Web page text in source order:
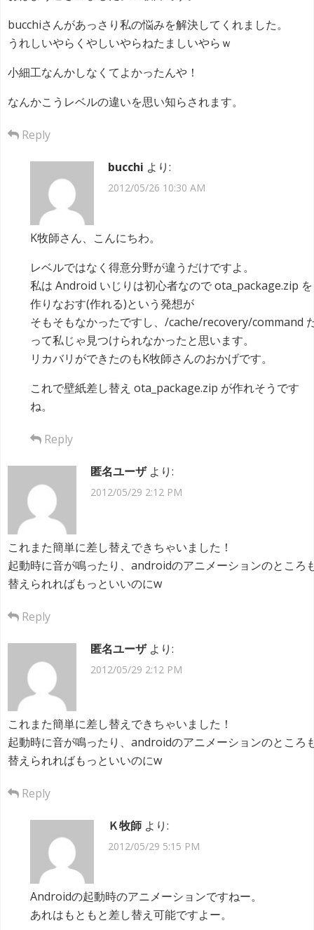
bucchiさんがあっさり私の悩みを解決してくれました。
うれしいやらくやしいやらねたましいやらｗ
小細工なんかしなくてよかったんや！
なんかこうレベルの違いを思い知らされます。
Reply
bucchi より:
2012/05/26 10:30 AM
K牧師さん、こんにちわ。
レベルではなく得意分野が違うだけですよ。
私は Android いじりは初心者なので ota_package.zip を
作りなおす(作れる)という発想が
そもそもなかったですし、/cache/recovery/command
って私じゃ見つけられなかったと思います。
リカバリができたのもK牧師さんのおかげです。
これで壁紙差し替え ota_package.zip が作れそうです
ね。
Reply
匿名ユーザ より:
2012/05/29 2:12 PM
これまた簡単に差し替えできちゃいました！
起動時に音が鳴ったり、androidのアニメーションのところ
替えられればもっといいのにw
Reply
匿名ユーザ より:
2012/05/29 2:12 PM
これまた簡単に差し替えできちゃいました！
起動時に音が鳴ったり、androidのアニメーションのところ
替えられればもっといいのにw
Reply
Ｋ牧師 より:
2012/05/29 5:15 PM
Androidの起動時のアニメーションですねー。
あれはもともと差し替え可能ですよー。